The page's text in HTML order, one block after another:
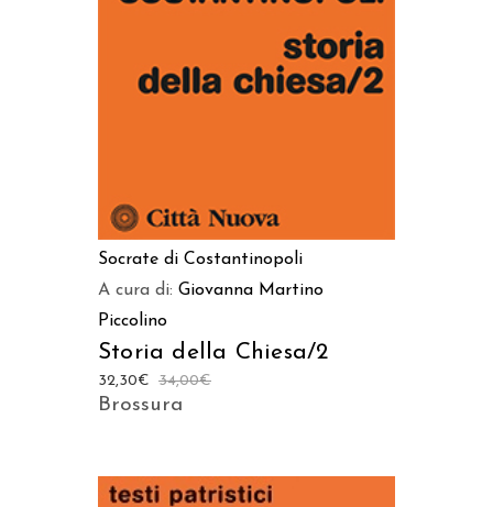
Socrate di Costantinopoli
A cura di: Giovanna Martino
Piccolino
Storia della Chiesa/2
34,00€
32,30€
Brossura